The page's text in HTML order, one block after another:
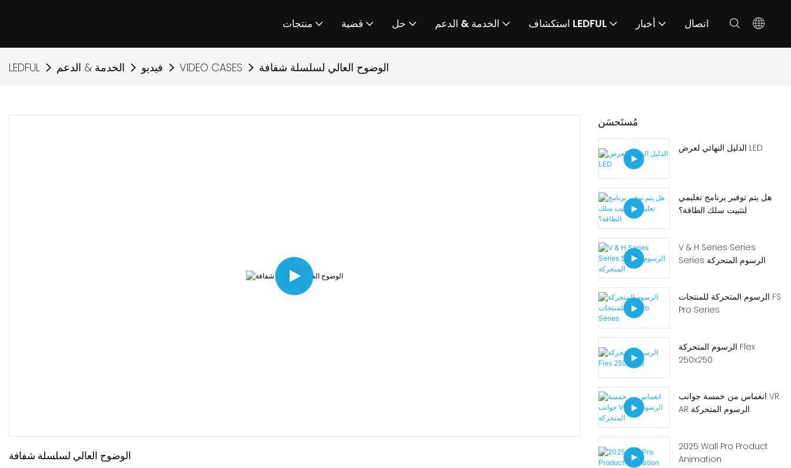
منتجات قضية حل الخدمة & الدعم استكشاف LEDFUL أخبار اتصال
LEDFUL الخدمة & الدعم فيديو VIDEO CASES الوضوح العالي لسلسلة شفافة
الوضوح العالي لسلسلة شفافة
مُستَحسَن
الدليل النهائي لعرض LED
هل يتم توفير برنامج تعليمي
لتثبيت سلك الطاقة؟
V & H Series Series
Series الرسوم المتحركة
الرسوم المتحركة للمنتجات FS
Pro Series
الرسوم المتحركة Flex
250x250
انغماس من خمسة جوانب VR
AR الرسوم المتحركة
2025 Wall Pro Product
Animation